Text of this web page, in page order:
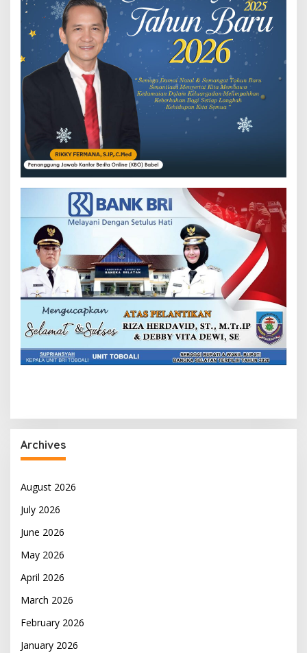
Archives
August 2026
July 2026
June 2026
May 2026
April 2026
March 2026
February 2026
January 2026